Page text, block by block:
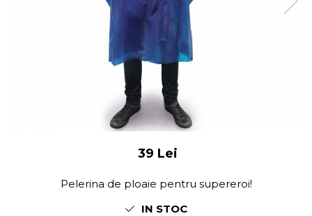
39 Lei
Pelerina de ploaie pentru supereroi!
IN STOC